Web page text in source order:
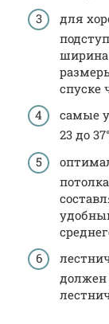
для
ширина
спуске
самые
23 до
должен